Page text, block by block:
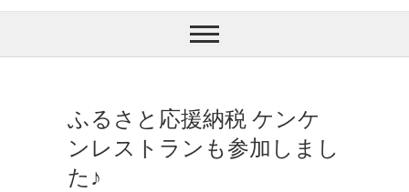
ふるさと応援納税 ケンケ
ンレストランも参加しまし
た♪